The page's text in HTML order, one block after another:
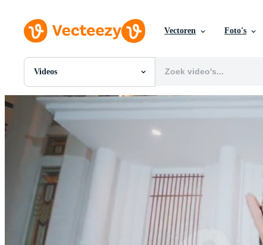
Vectoren Foto's
Videos
Alle Afbeeldingen
Foto's
PNGs
PSDs
SVGs
Sjablonen
Videos
Motion graphics
Redactionele Afbeeldingen
Redactionele Evenementen